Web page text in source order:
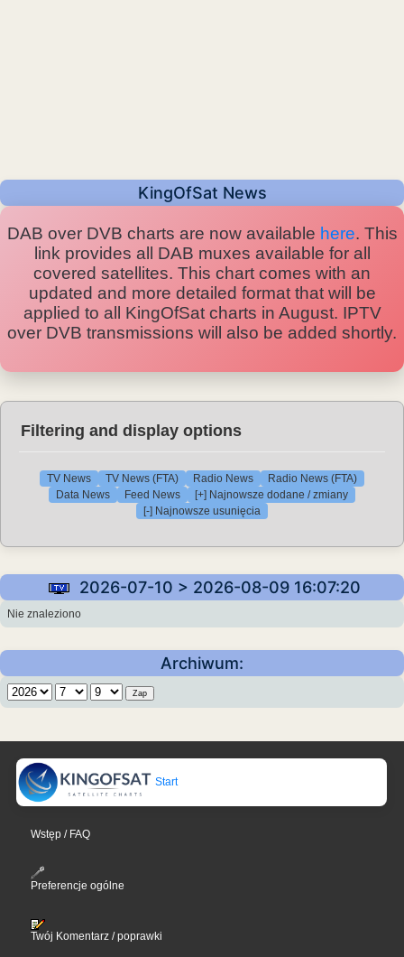
KingOfSat News
DAB over DVB charts are now available here. This
link provides all DAB muxes available for all
covered satellites. This chart comes with an
updated and more detailed format that will be
applied to all KingOfSat charts in August. IPTV
over DVB transmissions will also be added shortly.
Filtering and display options
TV News TV News (FTA) Radio News
Radio News (FTA)
Data News
Feed News
[+] Najnowsze dodane / zmiany
[-] Najnowsze usunięcia
2026-07-10 > 2026-08-09 16:07:20
Nie znaleziono
Archiwum:
Start
Wstęp / FAQ
Preferencje ogólne
Twój Komentarz / poprawki